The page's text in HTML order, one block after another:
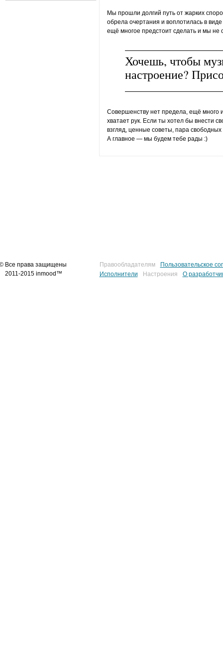
Мы прошли долгий путь от жарких
обрела очертания и воплотилась в
ещё многое предстоит сделать и мы не
Хочешь, чтобы
настроение?
Совершенству нет предела, ещё много
хватает рук. Если ты хотел бы внести
взгляд, ценные советы, пара
А главное — мы будем тебе рады :)
Все права защищены
2011-2015 inmood™
Правообладателям
Пользовательское
Исполнители
Настроения О